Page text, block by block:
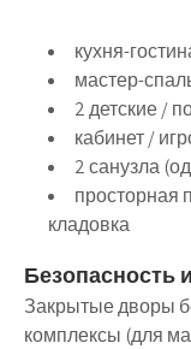
кухня-
мастер-
2 детские /
кабинет /
2 санузла
просторная
кладовка
Безопасность
Закрытые дворы
комплексы (для